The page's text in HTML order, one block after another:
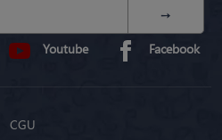
Youtube Facebook
CGU